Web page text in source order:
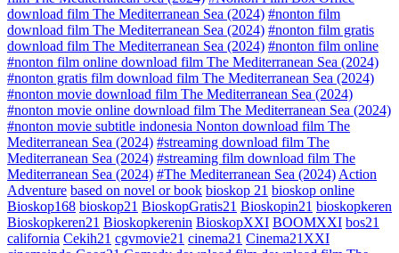
download film The Mediterranean Sea (2024) #nonton film
download film The Mediterranean Sea (2024) #nonton film gratis
download film The Mediterranean Sea (2024) #nonton film online
#nonton film online download film The Mediterranean Sea (2024)
#nonton gratis film download film The Mediterranean Sea (2024)
#nonton movie download film The Mediterranean Sea (2024)
#nonton movie online download film The Mediterranean Sea (2024)
#nonton movie subtitle indonesia Nonton download film The
Mediterranean Sea (2024) #streaming download film The
Mediterranean Sea (2024) #streaming film download film The
Mediterranean Sea (2024) #The Mediterranean Sea (2024) Action
Adventure based on novel or book bioskop 21 bioskop online
Bioskop168 bioskop21 BioskopGratis21 Bioskopin21 bioskopkeren
Bioskopkeren21 Bioskopkerenin BioskopXXI BOOMXXI bos21
california Cekih21 cgvmovie21 cinema21 Cinema21XXI